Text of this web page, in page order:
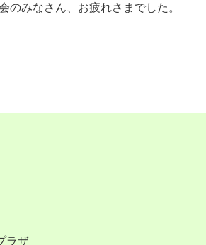
のみなさん、お疲れさまでした。
ラザ